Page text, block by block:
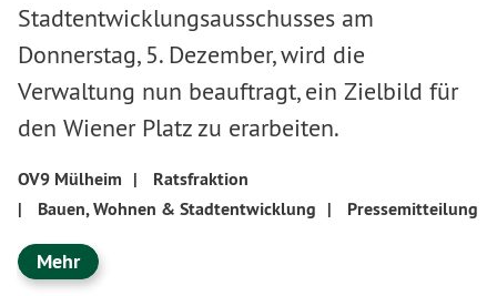
Stadtentwicklungsausschusses am
Donnerstag, 5. Dezember, wird die
Verwaltung nun beauftragt, ein Zielbild für
den Wiener Platz zu erarbeiten.
OV9 Mülheim |
Ratsfraktion
|
Bauen, Wohnen & Stadtentwicklung | Pressemitteilung
Mehr